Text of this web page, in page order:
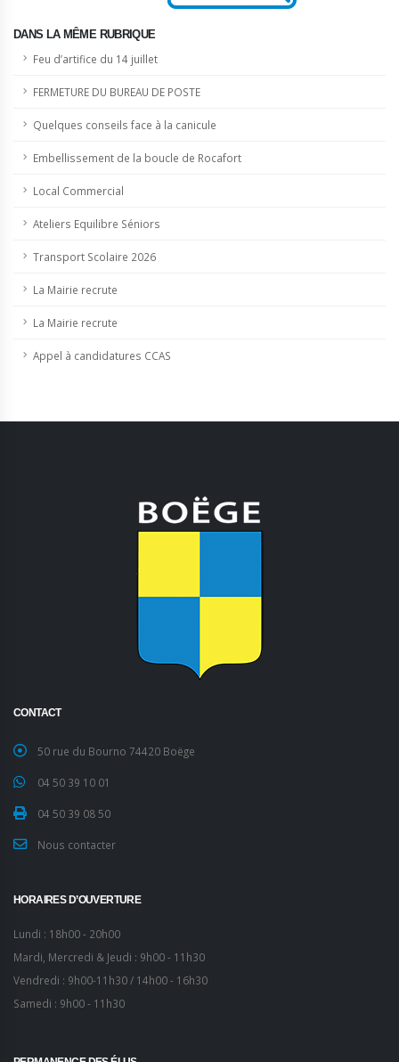
DANS LA MÊME RUBRIQUE
Feu d’artifice du 14 juillet
FERMETURE DU BUREAU DE POSTE
Quelques conseils face à la canicule
Embellissement de la boucle de Rocafort
Local Commercial
Ateliers Equilibre Séniors
Transport Scolaire 2026
La Mairie recrute
La Mairie recrute
Appel à candidatures CCAS
CONTACT
50 rue du Bourno 74420 Boëge
04 50 39 10 01
04 50 39 08 50
Nous contacter
HORAIRES D’OUVERTURE
Lundi : 18h00 - 20h00
Mardi, Mercredi & Jeudi : 9h00 - 11h30
Vendredi : 9h00-11h30 / 14h00 - 16h30
Samedi : 9h00 - 11h30